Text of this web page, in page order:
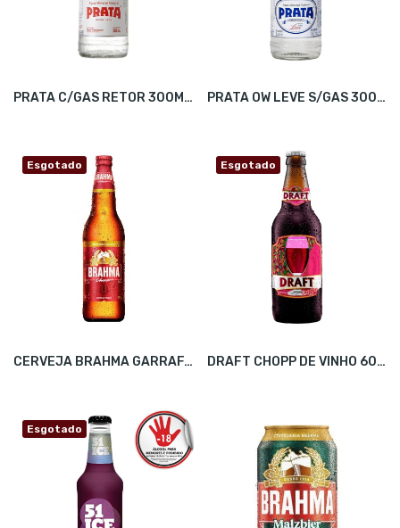
PRATA C/GAS RETOR 300ML C/24 PRATA OW LEVE S/GAS 300ML C/6
Esgotado
CERVEJA BRAHMA GARRAFA 600ML CX24
Esgotado
DRAFT CHOPP DE VINHO 600ML C/6
Esgotado